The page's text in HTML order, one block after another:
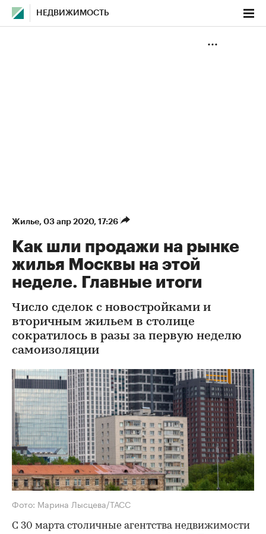
НЕДВИЖИМОСТЬ
Жилье⁠, 03 апр 2020, 17:26
Как шли продажи на рынке
жилья Москвы на этой
неделе. Главные итоги
Число сделок с новостройками и
вторичным жильем в столице
сократилось в разы за первую неделю
самоизоляции
Фото: Марина Лысцева/ТАСС
С 30 марта столичные агентства недвижимости